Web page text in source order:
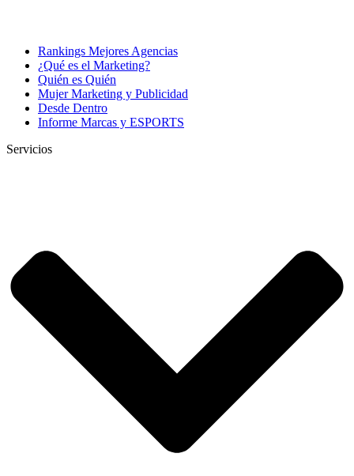
Rankings Mejores Agencias
¿Qué es el Marketing?
Quién es Quién
Mujer Marketing y Publicidad
Desde Dentro
Informe Marcas y ESPORTS
Servicios